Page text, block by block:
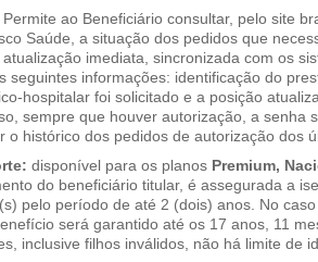
Permite ao Beneficiário consultar, pelo site
Saúde, a situação dos pedidos que
imediata, sincronizada com os
seguintes informações: identificação do
hospitalar foi solicitado e a posição
sempre que houver autorização, a senha
o histórico dos pedidos de autorização dos
disponível para os planos Premium,
do beneficiário titular, é assegurada a
pelo período de até 2 (dois) anos. No
será garantido até os 17 anos, 11
inclusive filhos inválidos, não há limite de